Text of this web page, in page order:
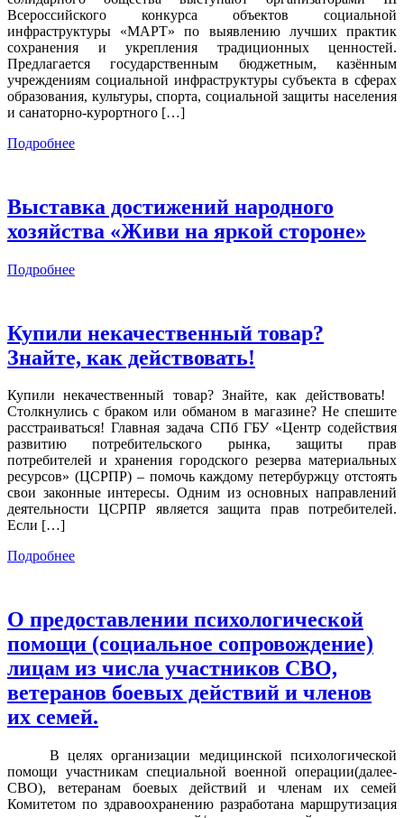
Всероссийского конкурса объектов социальной
инфраструктуры «МАРТ» по выявлению лучших практик
сохранения и укрепления традиционных ценностей.
Предлагается государственным бюджетным, казённым
учреждениям социальной инфраструктуры субъекта в сферах
образования, культуры, спорта, социальной защиты населения
и санаторно-курортного […]
Подробнее
Выставка достижений народного
хозяйства «Живи на яркой стороне»
Подробнее
Купили некачественный товар?
Знайте, как действовать!
Купили некачественный товар? Знайте, как действовать!
Столкнулись с браком или обманом в магазине? Не спешите
расстраиваться! Главная задача СПб ГБУ «Центр содействия
развитию потребительского рынка, защиты прав
потребителей и хранения городского резерва материальных
ресурсов» (ЦСРПР) – помочь каждому петербуржцу отстоять
свои законные интересы. Одним из основных направлений
деятельности ЦСРПР является защита прав потребителей.
Если […]
Подробнее
О предоставлении психологической
помощи (социальное сопровождение)
лицам из числа участников СВО,
ветеранов боевых действий и членов
их семей.
В целях организации медицинской психологической
помощи участникам специальной военной операции(далее-
СВО), ветеранам боевых действий и членам их семей
Комитетом по здравоохранению разработана маршрутизация